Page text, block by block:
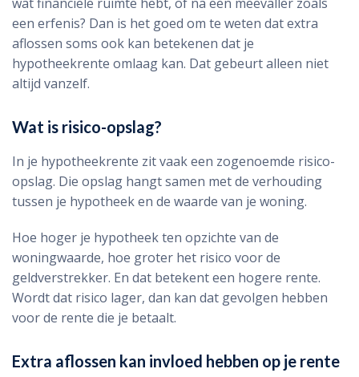
een erfenis? Dan is het goed om te weten dat extra
aflossen soms ook kan betekenen dat je
hypotheekrente omlaag kan. Dat gebeurt alleen niet
altijd vanzelf.
Wat is risico-opslag?
In je hypotheekrente zit vaak een zogenoemde risico-
opslag. Die opslag hangt samen met de verhouding
tussen je hypotheek en de waarde van je woning.
Hoe hoger je hypotheek ten opzichte van de
woningwaarde, hoe groter het risico voor de
geldverstrekker. En dat betekent een hogere rente.
Wordt dat risico lager, dan kan dat gevolgen hebben
voor de rente die je betaalt.
Extra aflossen kan invloed hebben op je rente